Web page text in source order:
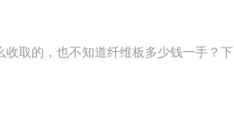
取的，也不知道纤维板多少钱一手？下